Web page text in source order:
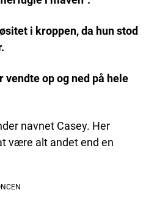
i kroppen, da hun stod
vendte op og ned på hele
navnet Casey. Her
være alt andet end en